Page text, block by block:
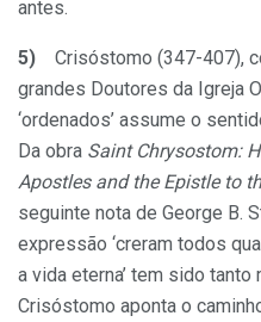
antes.
5) Crisóstomo (347-407),
grandes Doutores da Igreja
‘ordenados’ assume o
Da obra Saint Chrysostom:
Apostles and the Epistle to
seguinte nota de George B.
expressão ‘creram todos
a vida eterna’ tem sido
Crisóstomo aponta o